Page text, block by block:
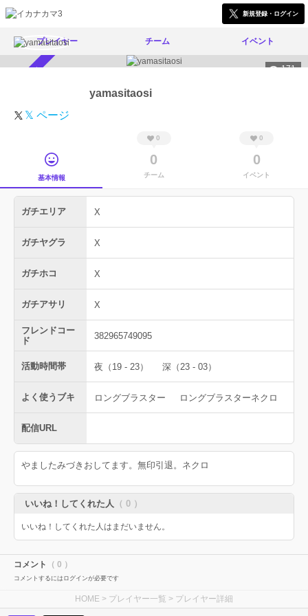
新規登録・ログイン
プレイヤー チーム イベント
171
yamasitaosi
𝕏 ページ
基本情報
0
0
チーム
0
0
イベント
ガチエリア X
ガチヤグラ X
ガチホコ X
ガチアサリ X
フレンドコー
ド
382965749095
活動時間帯 夜（19 - 23） 深（23 - 03）
よく使うブキ ロングブラスター ロングブラスターネクロ
配信URL
やましたみづきおしてます。無印引退。ネクロ
いいね！してくれた人 （ 0 ）
いいね！してくれた人はまだいません。
コメント （ 0 ）
コメントするにはログインが必要です
HOME > プレイヤー一覧 > プレイヤー詳細